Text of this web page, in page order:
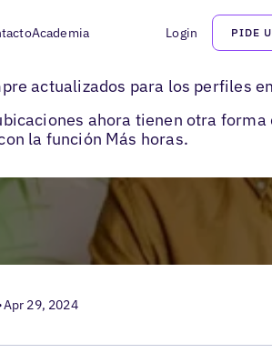
Academia Login PIDE
> Cómo aprovechar las más horas de
actualizados para los perfiles
ahora tienen otra
la función Más horas.
Apr 29, 2024